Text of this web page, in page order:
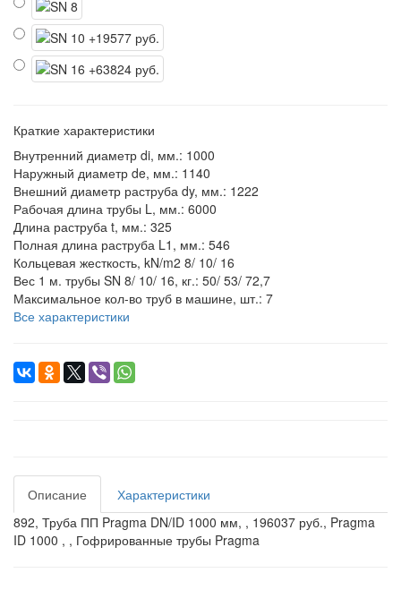
Краткие характеристики
Внутренний диаметр di, мм.: 1000
Наружный диаметр de, мм.: 1140
Внешний диаметр раструба dy, мм.: 1222
Рабочая длина трубы L, мм.: 6000
Длина раструба t, мм.: 325
Полная длина раструба L1, мм.: 546
Кольцевая жесткость, kN/m2 8/ 10/ 16
Вес 1 м. трубы SN 8/ 10/ 16, кг.: 50/ 53/ 72,7
Максимальное кол-во труб в машине, шт.: 7
Все характеристики
Описание
Характеристики
892, Труба ПП Pragma DN/ID 1000 мм, , 196037 руб., Pragma
ID 1000 , , Гофрированные трубы Pragma